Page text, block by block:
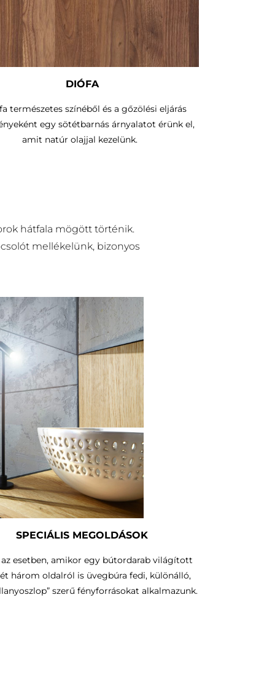
DIÓFA
természetes színéből és a gőzölési eljárás
egy sötétbarnás árnyalatot érünk el,
amit natúr olajjal kezelünk.
hátfala mögött történik.
mellékelünk, bizonyos
SPECIÁLIS MEGOLDÁSOK
az esetben, amikor egy bútordarab világított
három oldalról is üvegbúra fedi, különálló,
szerű fényforrásokat alkalmazunk.